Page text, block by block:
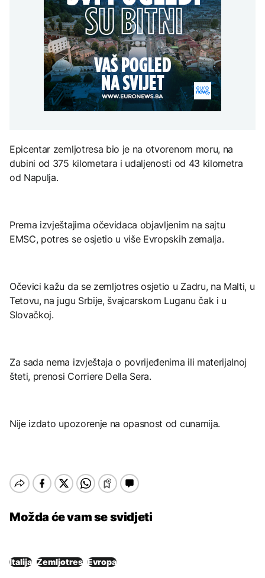
retroaktivne razlike plata
za zaposlene u
institucijama BiH
DRUŠTVO
Počinje isplata
retroaktivne razlike plata
za zaposlene u
institucijama BiH
POLITIKA
Vučić: Samo zahvaljujući
Republici Srpskoj BiH
nije priznala nezavisnost
Kosova*
Požar u centralnoj
Grčkoj uglavnom
stavljen pod kontrolu
FOKUS
SZO pojačava pomoć
Kongu zbog epidemije
ebole, skoro 4.000
na Mjesec
TEHNOLOGIJA
Britanska kraljevska
kovnica iz elektronskog
otpada izdvaja zlato
ZDRAVLJE
Ruska vakcina protiv
Epicentar zemljotresa bio je na otvorenom moru, na
dubini od 375 kilometara i udaljenosti od 43 kilometra
od Napulja.
Prema izvještajima očevidaca objavljenim na sajtu
EMSC, potres se osjetio u više Evropskih zemalja.
Očevici kažu da se zemljotres osjetio u Zadru, na Malti, u
Tetovu, na jugu Srbije, švajcarskom Luganu čak i u
Slovačkoj.
Za sada nema izvještaja o povrijeđenima ili materijalnoj
šteti, prenosi Corriere Della Sera.
Nije izdato upozorenje na opasnost od cunamija.
Možda će vam se svidjeti
Italija Zemljotres Evropa